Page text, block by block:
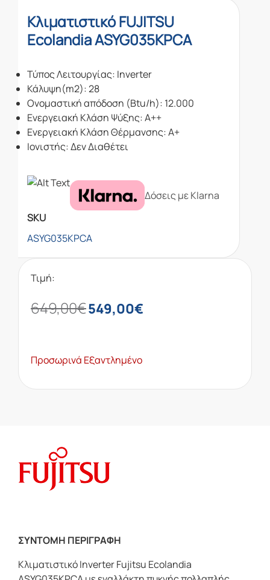
Κλιματιστικό FUJITSU
Ecolandia ASYG035KPCA
Τύπος Λειτουργίας: Inverter
Κάλυψη(m2): 28
Ονομαστική απόδοση (Btu/h): 12.000
Ενεργειακή Κλάση Ψύξης: Α++
Ενεργειακή Κλάση Θέρμανσης: Α+
Ιονιστής: Δεν Διαθέτει
Δόσεις με Klarna
SKU
ASYG035KPCA
Τιμή:
649,00€549,00€
Προσωρινά Εξαντλημένο
ΣΥΝΤΟΜΗ ΠΕΡΙΓΡΑΦΗ
Kλιματιστικό Inverter Fujitsu Ecolandia